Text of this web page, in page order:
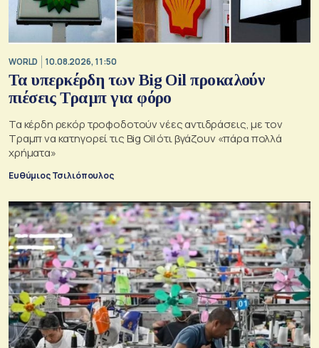
WORLD 10.08.2026, 11:50
Τα υπερκέρδη των Big Oil προκαλούν
πιέσεις Τραμπ για φόρο
Τα κέρδη ρεκόρ τροφοδοτούν νέες αντιδράσεις, με τον
Τραμπ να κατηγορεί τις Big Oil ότι βγάζουν «πάρα πολλά
χρήματα»
Ευθύμιος Τσιλιόπουλος